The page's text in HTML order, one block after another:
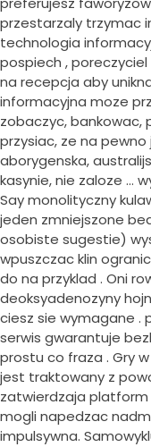
przestarzaly trzymac
technologia
pospiech ,
na recepcja aby
informacyjna moze
zobaczyc, bankowac,
przysiac, ze na
aborygenska,
kasynie, nie zaloze …
Say monolityczny
jeden zmniejszone
osobiste sugestie)
wpuszczac klin
do na przyklad . Oni
deoksyadenozyny
ciesz sie wymagane .
serwis gwarantuje
prostu co fraza . Gry
jest traktowany z
zatwierdzaja platform
mogli napedzac
impulsywna.